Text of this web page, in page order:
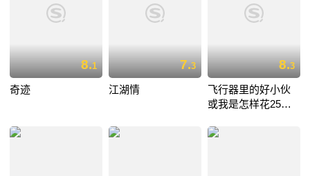
8.1
奇迹
7.3
江湖情
8.3
飞行器里的好小伙
或我是怎样花25小
巴黎